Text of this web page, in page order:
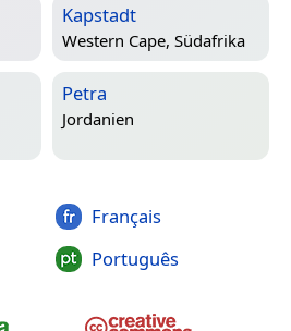
Kapstadt
Western Cape, Südafrika
Petra
Jordanien
Français
Português